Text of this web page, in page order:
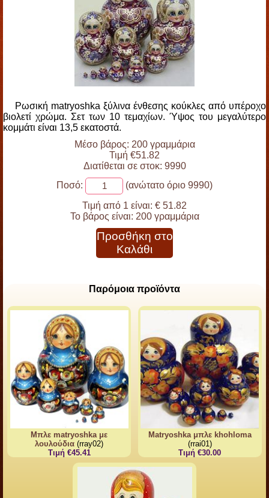
Ρωσική matryoshka ξύλινα ένθεσης κούκλες από υπέροχο
βιολετί χρώμα. Σετ των 10 τεμαχίων. Ύψος του μεγαλύτερο
κομμάτι είναι 13,5 εκατοστά.
Μέσο βάρος: 200 γραμμάρια
Τιμή €51.82
Διατίθεται σε στοκ: 9990
Ποσό:
(ανώτατο όριο 9990)
Τιμή από 1 είναι: € 51.82
Το βάρος είναι: 200 γραμμάρια
Προσθήκη στο
Καλάθι
Παρόμοια προϊόντα
Μπλε matryoshka με
λουλούδια(rray02)
Τιμή €45.41
Matryoshka μπλε khohloma
(rrai01)
Τιμή €30.00